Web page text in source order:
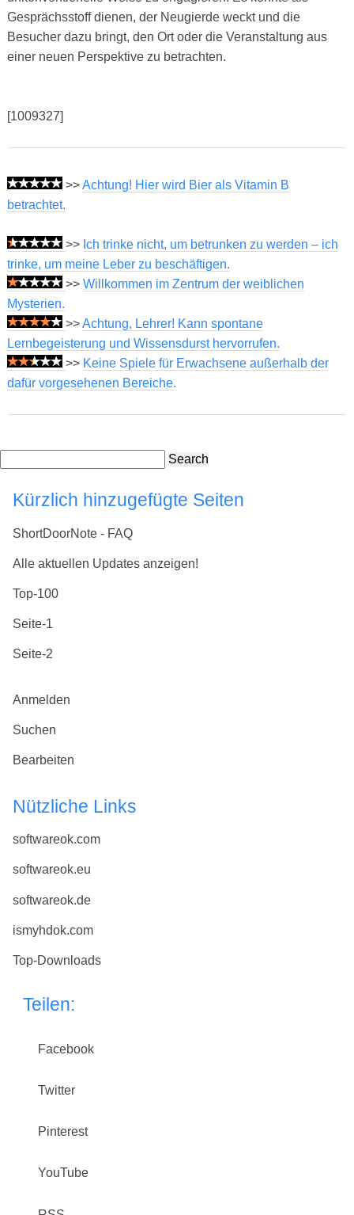
Gesprächsstoff dienen, der Neugierde weckt und die
Besucher dazu bringt, den Ort oder die Veranstaltung aus
einer neuen Perspektive zu betrachten.
[1009327]
>>Achtung! Hier wird Bier als Vitamin B
betrachtet.
>> Ich trinke nicht, um betrunken zu werden – ich
trinke, um meine Leber zu beschäftigen.
>> Willkommen im Zentrum der weiblichen
Mysterien.
>>Achtung, Lehrer! Kann spontane
Lernbegeisterung und Wissensdurst hervorrufen.
>> Keine Spiele für Erwachsene außerhalb der
dafür vorgesehenen Bereiche.
Search
Kürzlich hinzugefügte Seiten
ShortDoorNote - FAQ
Alle aktuellen Updates anzeigen!
Top-100
Seite-1
Seite-2
Anmelden
Suchen
Bearbeiten
Nützliche Links
softwareok.com
softwareok.eu
softwareok.de
ismyhdok.com
Top-Downloads
Teilen:
Facebook
Twitter
Pinterest
YouTube